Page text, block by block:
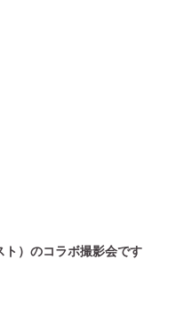
）のコラボ撮影会です